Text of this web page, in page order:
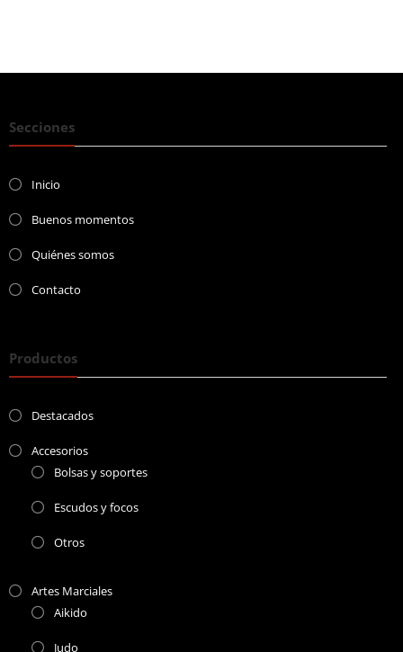
Secciones
Inicio
Buenos momentos
Quiénes somos
Contacto
Productos
Destacados
Accesorios
Bolsas y soportes
Escudos y focos
Otros
Artes Marciales
Aikido
Judo